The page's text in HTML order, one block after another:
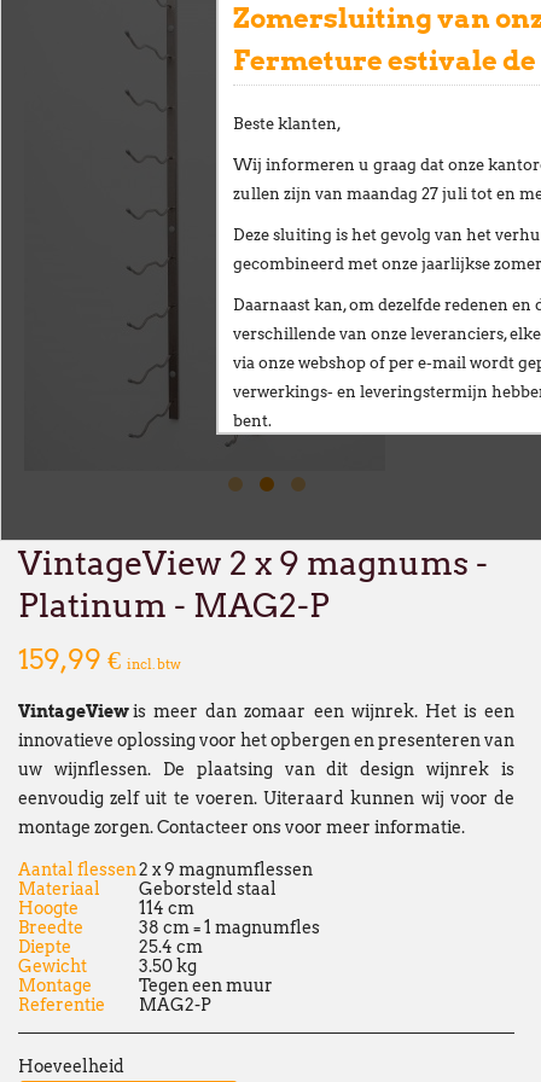
VintageView 2 x 9 magnums -
Platinum - MAG2-P
159,99 € incl. btw
VintageViewis meer dan zomaar een wijnrek. Het is een
innovatieve oplossing voor het opbergen en presenteren van
uw wijnflessen. De plaatsing van dit design wijnrek is
eenvoudig zelf uit te voeren. Uiteraard kunnen wij voor de
montage zorgen. Contacteer ons voor meer informatie.
Aantal flessen2 x 9 magnumflessen
Materiaal
Geborsteld staal
Hoogte
114 cm
Breedte
38 cm = 1 magnumfles
Diepte
25.4 cm
Gewicht
3.50 kg
Montage
Tegen een muur
Referentie
MAG2-P
Hoeveelheid
Zomersluiting van
Fermeture estivale
Beste klanten,
Wij informeren u graag dat onze
zullen zijn vanmaandag 27 juli tot en
Deze sluiting is het gevolg van het
gecombineerd met onzejaarlijkse
Daarnaast kan, om dezelfde redenen
verschillende van onze leveranciers,
via onze webshop of per e-mailwordt
verwerkings- en leveringstermijn
bent.
te beperken en danken u oprecht voor
nieuwe vestiging op het volgende adres:
Broekweg 12W
François Dubaere en Géraldine Dubaere
Chers clients,
fermésdu lundi 27 juillet au vendredi
Cette fermeture est liée au
Par ailleurs, en raison de ces mêmes